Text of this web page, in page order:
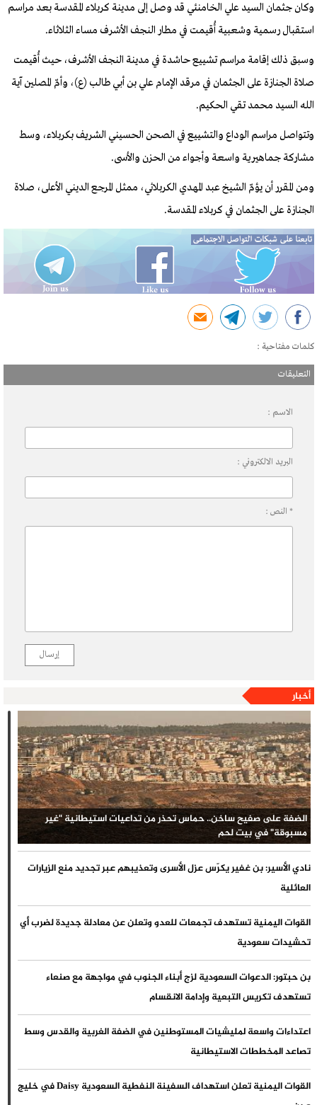
وكان جثمان السيد علي الخامنئي قد وصل إلى مدينة كربلاء المقدسة بعد مراسم
استقبال رسمية وشعبية أُقيمت في مطار النجف الأشرف مساء الثلاثاء.
وسبق ذلك إقامة مراسم تشييع حاشدة في مدينة النجف الأشرف، حيث أُقيمت
صلاة الجنازة على الجثمان في مرقد الإمام علي بن أبي طالب (ع)، وأمّ المصلين آية
الله السيد محمد تقي الحكيم.
وتتواصل مراسم الوداع والتشييع في الصحن الحسيني الشريف بكربلاء، وسط
مشاركة جماهيرية واسعة وأجواء من الحزن والأسى.
ومن المقرر أن يؤمّ الشيخ عبد المهدي الكربلائي، ممثل المرجع الديني الأعلى، صلاة
الجنازة على الجثمان في كربلاء المقدسة.
كلمات مفتاحية :
التعليقات
الاسم :
البريد الالكتروني :
* النص :
إرسال
أخبار
الضفة على صفيح ساخن.. حماس تحذر من تداعيات استيطانية "غير
مسبوقة" في بيت لحم
نادي الأسير: بن غفير يكرّس عزل الأسرى وتعذيبهم عبر تجديد منع الزيارات
العائلية
القوات اليمنية تستهدف تجمعات للعدو وتعلن عن معادلة جديدة لضرب أي
تحشيدات سعودية
بن حبتور: الدعوات السعودية لزج أبناء الجنوب في مواجهة مع صنعاء
تستهدف تكريس التبعية وإدامة الانقسام
اعتداءات واسعة لمليشيات المستوطنين في الضفة الغربية والقدس وسط
تصاعد المخططات الاستيطانية
القوات اليمنية تعلن استهداف السفينة النفطية السعودية Daisy في خليج